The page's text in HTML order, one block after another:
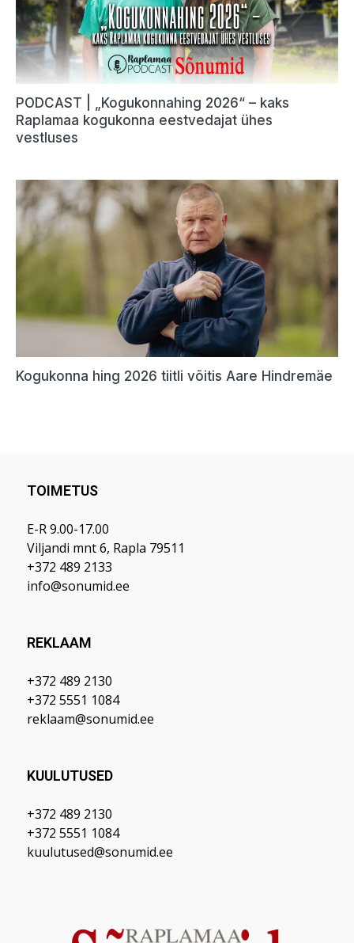
TOIMETUS
E-R 9.00-17.00
Viljandi mnt 6, Rapla 79511
+372 489 2133
info@sonumid.ee
REKLAAM
+372 489 2130
+372 5551 1084
reklaam@sonumid.ee
KUULUTUSED
+372 489 2130
+372 5551 1084
kuulutused@sonumid.ee